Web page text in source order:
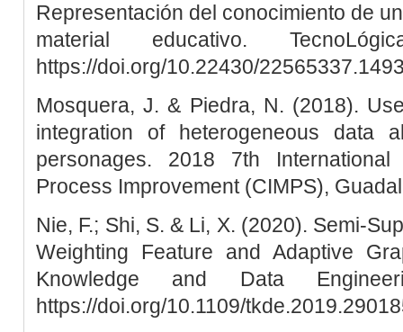
Representación del conocimiento de
material educativo.
https://doi.org/10.22430/
Mosquera, J. & Piedra, N. (2018).
integration of heterogeneous data
personages. 2018 7th
Process Improvement (CIMPS),
Nie, F.; Shi, S. & Li, X. (2020). Semi-
Weighting Feature and Adaptive
Knowledge and Data
https://doi.org/10.1109/